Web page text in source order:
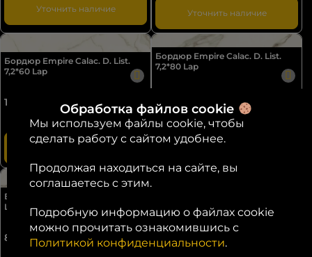
Уточнить наличие Уточнить наличие
Бордюр Empire Calac. D. List.
7,2*60 Lap
10.93 BYN
Уточнить наличие
Бордюр Empire Calac. D. List.
7,2*80 Lap
Уточнить наличие
Бордюр Empire Calac. Diamond
Listello 7,2*60
8.56 BYN 24.96 BYN
Обработка файлов cookie
Мы используем файлы cookie, чтобы
сделать работу с сайтом удобнее.
Продолжая находиться на сайте, вы
соглашаетесь с этим.
Подробную информацию о файлах cookie
можно прочитать ознакомившись с
Политикой конфиденциальности.